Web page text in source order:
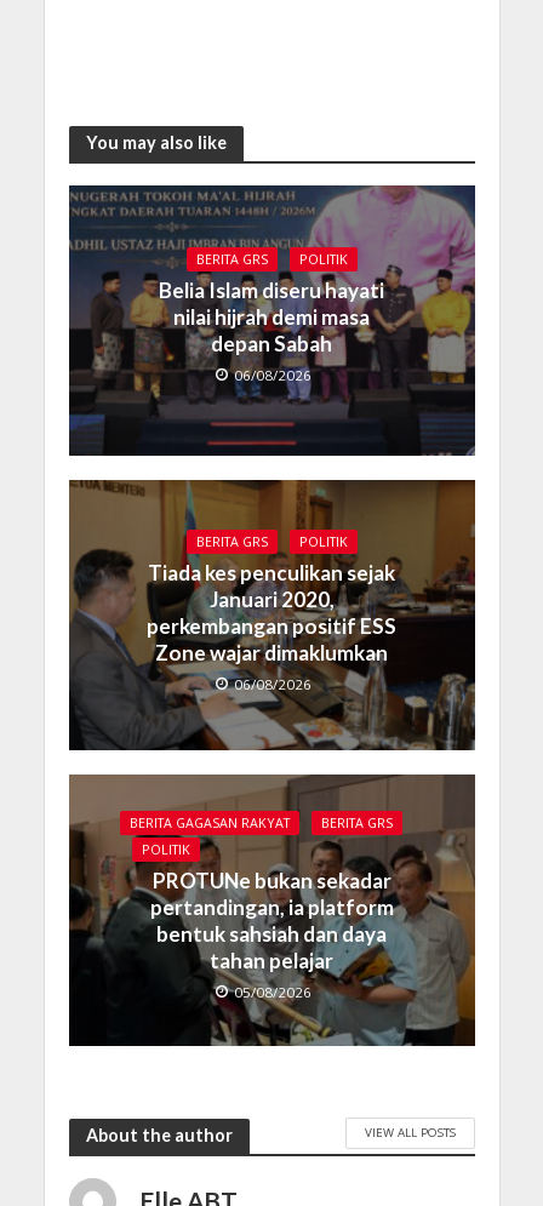
You may also like
BERITA GRS POLITIK
Belia Islam diseru hayati
nilai hijrah demi masa
depan Sabah
06/08/2026
BERITA GRS POLITIK
Tiada kes penculikan sejak
Januari 2020,
perkembangan positif ESS
Zone wajar dimaklumkan
06/08/2026
BERITA GAGASAN RAKYAT
BERITA GRS
POLITIK
PROTUNe bukan sekadar
pertandingan, ia platform
bentuk sahsiah dan daya
tahan pelajar
05/08/2026
About the author VIEW ALL POSTS